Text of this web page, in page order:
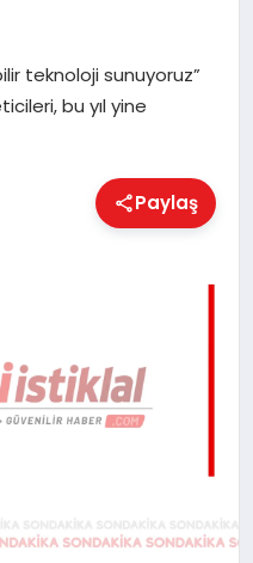
teknoloji sunuyoruz”
bu yıl yine
Paylaş